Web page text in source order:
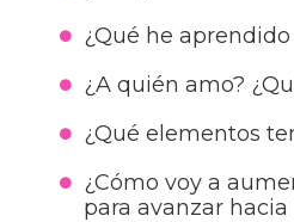
¿Qué he
¿A quién amo?
¿Qué elementos
¿Cómo voy a
para avanzar